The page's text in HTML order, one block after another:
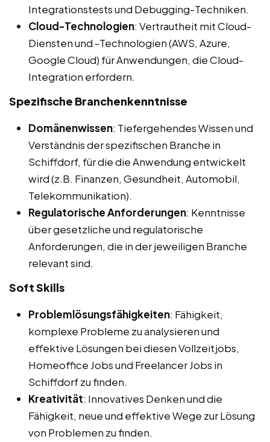
Integrationstests und Debugging-Techniken.
Cloud-Technologien: Vertrautheit mit Cloud-
Diensten und -Technologien (AWS, Azure,
Google Cloud) für Anwendungen, die Cloud-
Integration erfordern.
Spezifische Branchenkenntnisse
Domänenwissen: Tiefergehendes Wissen und
Verständnis der spezifischen Branche in
Schiffdorf, für die die Anwendung entwickelt
wird (z.B. Finanzen, Gesundheit, Automobil,
Telekommunikation).
Regulatorische Anforderungen: Kenntnisse
über gesetzliche und regulatorische
Anforderungen, die in der jeweiligen Branche
relevant sind.
Soft Skills
Problemlösungsfähigkeiten: Fähigkeit,
komplexe Probleme zu analysieren und
effektive Lösungen bei diesen Vollzeitjobs,
Homeoffice Jobs und Freelancer Jobs in
Schiffdorf zu finden.
Kreativität: Innovatives Denken und die
Fähigkeit, neue und effektive Wege zur Lösung
von Problemen zu finden.